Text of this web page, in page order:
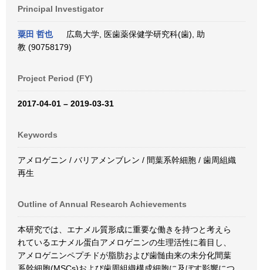
Principal Investigator
粟田 哲也
広島大学, 医歯薬保健学研究科(歯), 助
教 (90758179)
Project Period (FY)
2017-04-01 – 2019-03-31
Keywords
アメロゲニン / バリアメンブレン / 間葉系幹細胞 / 歯周組織
再生
Outline of Annual Research Achievements
本研究では、エナメル質形成に重要な働きを持つと考えら
れているエナメル蛋白アメロゲニンの生理活性に着目し、
アメロゲニンペプチドが脂肪および歯髄由来の未分化間葉